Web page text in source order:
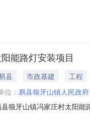
采购项目概况：本项目
能路灯安装项目
县 市政基建
工程
位： 易县狼牙山镇人民政府
狼牙山镇冯家庄村太阳能